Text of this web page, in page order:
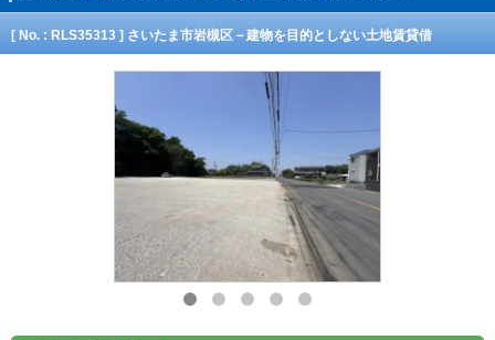
[ No. : RLS35313 ] さいたま市岩槻区－建物を目的としない土地賃貸借